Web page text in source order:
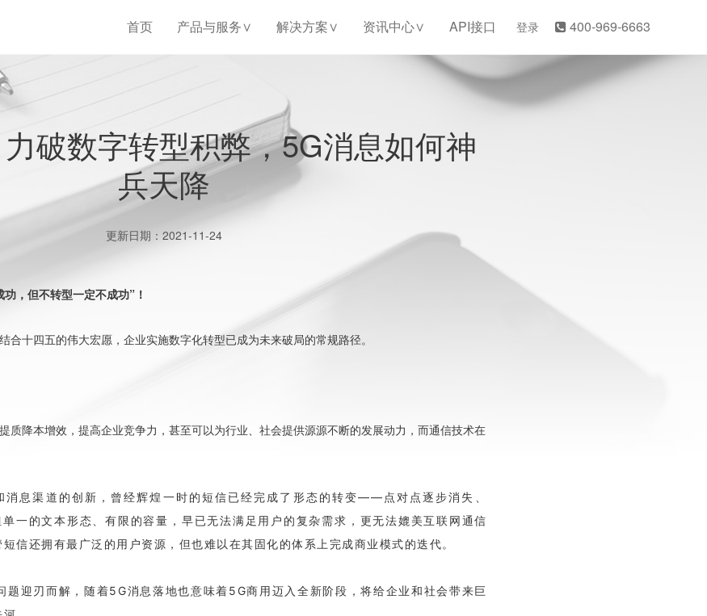
首页 产品与服务 解决方案 资讯中心 API接口 登录 400-969-6663
破数字转型积弊，5G消息如何神
兵天降
更新日期：2021-11-24
，但不转型一定不成功”！
合十四五的伟大宏愿，企业实施数字化转型已成为未来破局的常规路径。
质降本增效，提高企业竞争力，甚至可以为行业、社会提供源源不断的发展动力，而通信技术在
消息渠道的创新，曾经辉煌一时的短信已经完成了形态的转变——点对点逐步消失、
一的文本形态、有限的容量，早已无法满足用户的复杂需求，更无法媲美互联网通信
信还拥有最广泛的用户资源，但也难以在其固化的体系上完成商业模式的迭代。
题迎刃而解，随着5G消息落地也意味着5G商用迈入全新阶段，将给企业和社会带来巨